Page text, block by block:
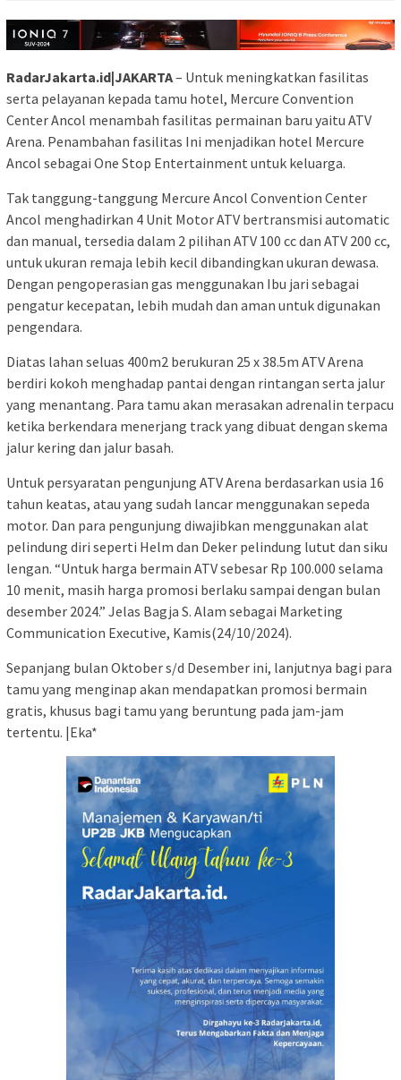
RadarJakarta.id|JAKARTA– Untuk meningkatkan fasilitas
serta pelayanan kepada tamu hotel, Mercure Convention
Center Ancol menambah fasilitas permainan baru yaitu ATV
Arena. Penambahan fasilitas Ini menjadikan hotel Mercure
Ancol sebagai One Stop Entertainment untuk keluarga.
Tak tanggung-tanggung Mercure Ancol Convention Center
Ancol menghadirkan 4 Unit Motor ATV bertransmisi automatic
dan manual, tersedia dalam 2 pilihan ATV 100 cc dan ATV 200 cc,
untuk ukuran remaja lebih kecil dibandingkan ukuran dewasa.
Dengan pengoperasian gas menggunakan Ibu jari sebagai
pengatur kecepatan, lebih mudah dan aman untuk digunakan
pengendara.
Diatas lahan seluas 400m2 berukuran 25 x 38.5m ATV Arena
berdiri kokoh menghadap pantai dengan rintangan serta jalur
yang menantang. Para tamu akan merasakan adrenalin terpacu
ketika berkendara menerjang track yang dibuat dengan skema
jalur kering dan jalur basah.
Untuk persyaratan pengunjung ATV Arena berdasarkan usia 16
tahun keatas, atau yang sudah lancar menggunakan sepeda
motor. Dan para pengunjung diwajibkan menggunakan alat
pelindung diri seperti Helm dan Deker pelindung lutut dan siku
lengan. “Untuk harga bermain ATV sebesar Rp 100.000 selama
10 menit, masih harga promosi berlaku sampai dengan bulan
desember 2024.” Jelas Bagja S. Alam sebagai Marketing
Communication Executive, Kamis(24/10/2024).
Sepanjang bulan Oktober s/d Desember ini, lanjutnya bagi para
tamu yang menginap akan mendapatkan promosi bermain
gratis, khusus bagi tamu yang beruntung pada jam-jam
tertentu. |Eka*